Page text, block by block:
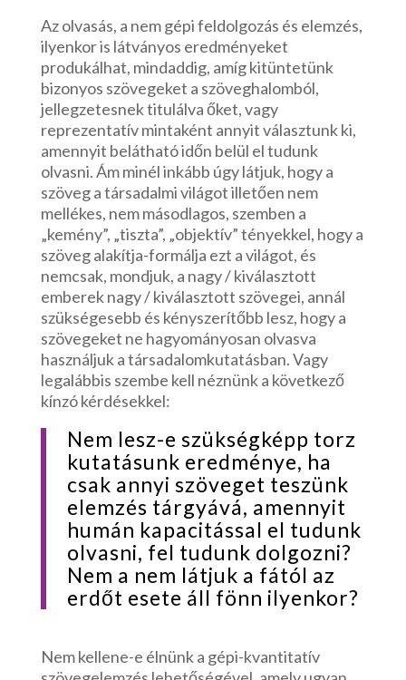
Az olvasás, a nem gépi feldolgozás és elemzés,
ilyenkor is látványos eredményeket
produkálhat, mindaddig, amíg kitüntetünk
bizonyos szövegeket a szöveghalomból,
jellegzetesnek titulálva őket, vagy
reprezentatív mintaként annyit választunk ki,
amennyit belátható időn belül el tudunk
olvasni. Ám minél inkább úgy látjuk, hogy a
szöveg a társadalmi világot illetően nem
mellékes, nem másodlagos, szemben a
„kemény”, „tiszta”, „objektív” tényekkel, hogy a
szöveg alakítja-formálja ezt a világot, és
nemcsak, mondjuk, a nagy / kiválasztott
emberek nagy / kiválasztott szövegei, annál
szükségesebb és kényszerítőbb lesz, hogy a
szövegeket ne hagyományosan olvasva
használjuk a társadalomkutatásban. Vagy
legalábbis szembe kell néznünk a következő
kínzó kérdésekkel:
Nem lesz-e szükségképp torz
kutatásunk eredménye, ha
csak annyi szöveget teszünk
elemzés tárgyává, amennyit
humán kapacitással el tudunk
olvasni, fel tudunk dolgozni?
Nem a nem látjuk a fától az
erdőt esete áll fönn ilyenkor?
Nem kellene-e élnünk a gépi-kvantitatív